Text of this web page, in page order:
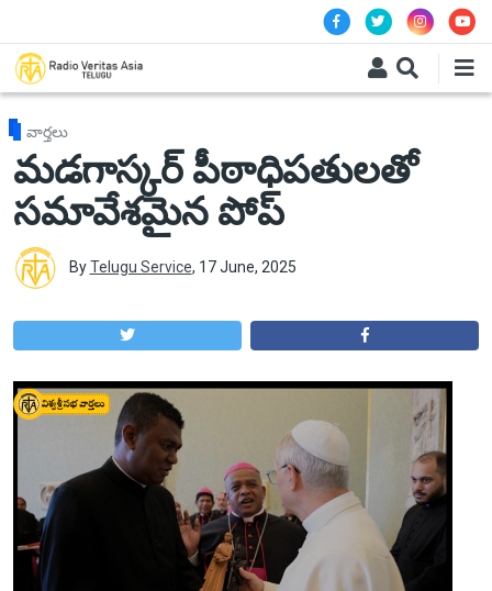
వార్తలు
మడగాస్కర్ పీఠాధిపతులతో
సమావేశమైన పోప్
ByTelugu Service, 17 June, 2025